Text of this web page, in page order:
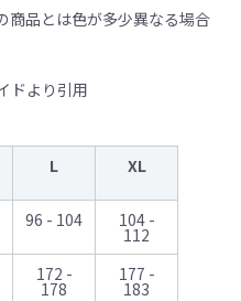
商品とは色が多少異なる場合
ドより引用
L XL
96 - 104 104 -
112
172 -
178
177 -
183